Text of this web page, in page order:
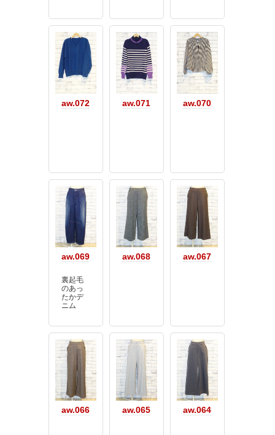
aw.072 aw.071 aw.070
aw.069
裏起毛
のあっ
たかデ
ニム
aw.068 aw.067
aw.066 aw.065 aw.064